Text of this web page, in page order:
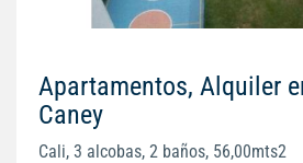
Apartamentos, Alquiler
Caney
Cali, 3 alcobas, 2 baños, 56,00mts2